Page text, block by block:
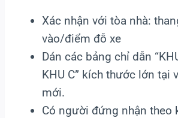
Xác nhận với tòa nhà:
vào/điểm đỗ xe
Dán các bảng chỉ dẫn
KHU C” kích thước lớn tại
mới.
Có người đứng nhận theo